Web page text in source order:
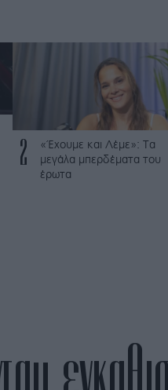
2
«Έχουμε και Λέμε»: Τα
μεγάλα μπερδέματα του
έρωτα